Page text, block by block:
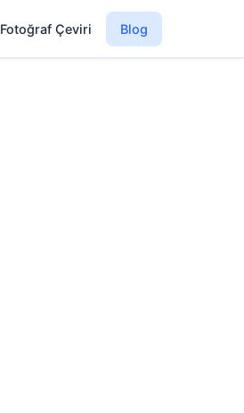
Fotoğraf Çeviri Blog